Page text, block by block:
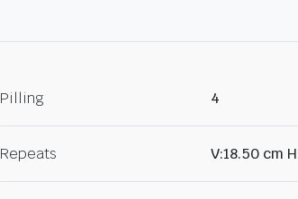
Pilling 4
Repeats V:18.50 cm